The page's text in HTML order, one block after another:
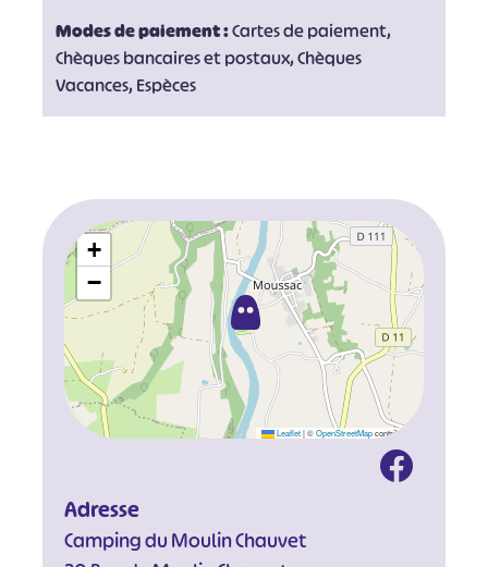
Modes de paiement :Cartes de paiement,
Chèques bancaires et postaux, Chèques
Vacances, Espèces
+
−
Leaflet |©OpenStreetMapcontributors
Adresse
Camping du Moulin Chauvet